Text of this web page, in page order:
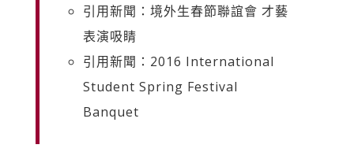
引用新聞：境外生春節聯誼會 才藝
表演吸睛
引用新聞：2016 International
Student Spring Festival
Banquet